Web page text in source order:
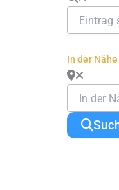
In der